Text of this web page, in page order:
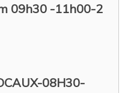
09h30 -11h00-2
08H30-